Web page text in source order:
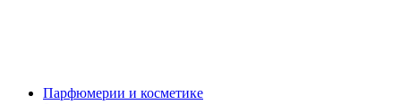
Парфюмерии и косметике